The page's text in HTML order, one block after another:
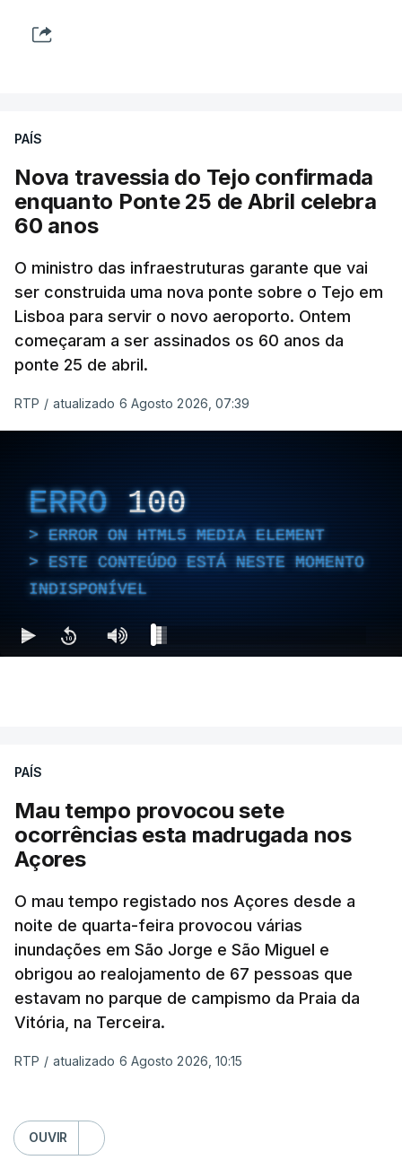
PAÍS
Nova travessia do Tejo confirmada
enquanto Ponte 25 de Abril celebra
60 anos
O ministro das infraestruturas garante que vai
ser construida uma nova ponte sobre o Tejo em
Lisboa para servir o novo aeroporto. Ontem
começaram a ser assinados os 60 anos da
ponte 25 de abril.
RTP / atualizado 6 Agosto 2026, 07:39
ERRO 100
ERROR ON HTML5 MEDIA ELEMENT
ESTE CONTEÚDO ESTÁ NESTE MOMENTO
INDISPONÍVEL
PAÍS
Mau tempo provocou sete
ocorrências esta madrugada nos
Açores
O mau tempo registado nos Açores desde a
noite de quarta-feira provocou várias
inundações em São Jorge e São Miguel e
obrigou ao realojamento de 67 pessoas que
estavam no parque de campismo da Praia da
Vitória, na Terceira.
RTP / atualizado 6 Agosto 2026, 10:15
OUVIR